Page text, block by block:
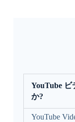
YouTube
か?
YouTube